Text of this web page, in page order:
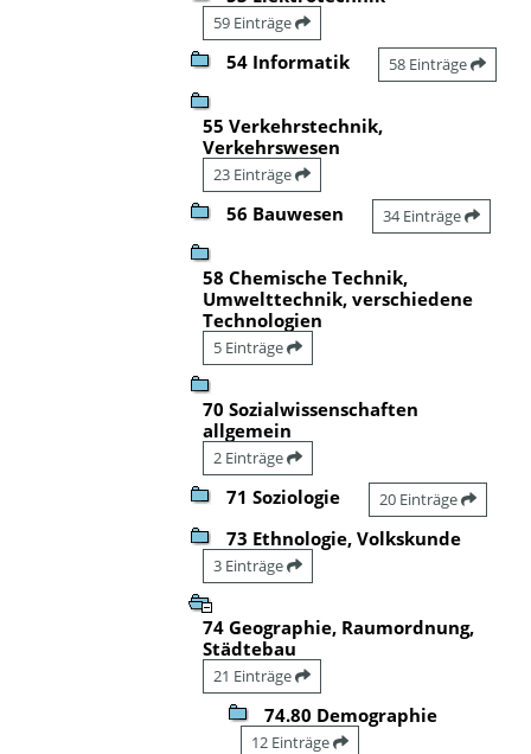
59 Einträge
54 Informatik 58 Einträge
55 Verkehrstechnik,
Verkehrswesen
23 Einträge
56 Bauwesen 34 Einträge
58 Chemische Technik,
Umwelttechnik, verschiedene
Technologien
5 Einträge
70 Sozialwissenschaften
allgemein
2 Einträge
71 Soziologie 20 Einträge
73 Ethnologie, Volkskunde
3 Einträge
74 Geographie, Raumordnung,
Städtebau
21 Einträge
74.80 Demographie
12 Einträge